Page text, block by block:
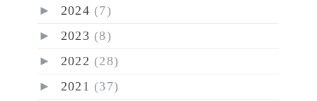
► 2024 (7)
► 2023 (8)
► 2022 (28)
► 2021 (37)